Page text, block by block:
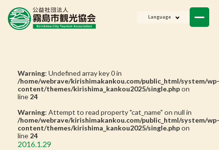
Language
Warning: Undefined array key 0 in
/home/webrave/kirishimakankou.com/public_html/system/wp-
content/themes/kirishima_kankou2025/single.phpon
line 24
Warning: Attempt to read property "cat_name" on null in
/home/webrave/kirishimakankou.com/public_html/system/wp-
content/themes/kirishima_kankou2025/single.phpon
line 24
2016.1.29